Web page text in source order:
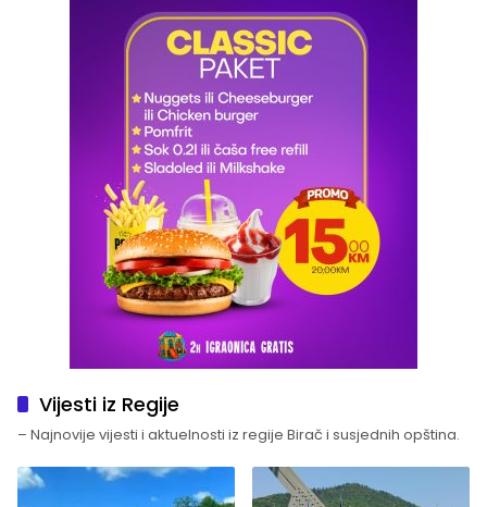
Vijesti iz Regije
– Najnovije vijesti i aktuelnosti iz regije Birač i susjednih opština.